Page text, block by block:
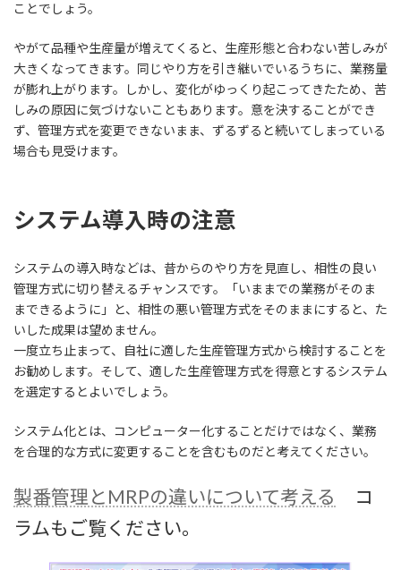
ことでしょう。
やがて品種や生産量が増えてくると、生産形態と合わない苦しみが
大きくなってきます。同じやり方を引き継いでいるうちに、業務量
が膨れ上がります。しかし、変化がゆっくり起こってきたため、苦
しみの原因に気づけないこともあります。意を決することができ
ず、管理方式を変更できないまま、ずるずると続いてしまっている
場合も見受けます。
システム導入時の注意
システムの導入時などは、昔からのやり方を見直し、相性の良い
管理方式に切り替えるチャンスです。「いままでの業務がそのま
まできるように」と、相性の悪い管理方式をそのままにすると、た
いした成果は望めません。
一度立ち止まって、自社に適した生産管理方式から検討することを
お勧めします。そして、適した生産管理方式を得意とするシステム
を選定するとよいでしょう。
システム化とは、コンピューター化することだけではなく、業務
を合理的な方式に変更することを含むものだと考えてください。
製番管理とMRPの違いについて考える
コ
ラムもご覧ください。